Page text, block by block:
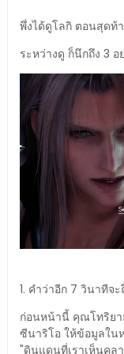
พึ่งได้ดูโลกิ ตอนสุดท้
ระหว่างดู ก็นึกถึง 3 อ
1. คำว่าอีก 7 วินาทีจ
ก่อนหน้านี้ คุณโทริยา
ซีนาริโอ ให้ข้อมูลใน
"ดินแดนที่เราเห็นคล